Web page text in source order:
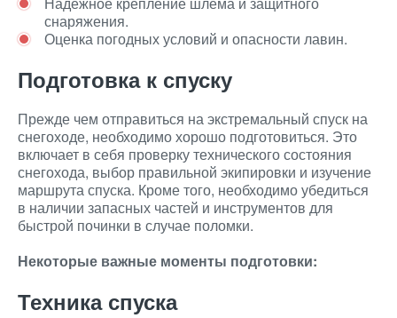
снаряжения.
Оценка погодных условий и опасности лавин.
Подготовка к спуску
Прежде чем отправиться на экстремальный спуск на
снегоходе, необходимо хорошо подготовиться. Это
включает в себя проверку технического состояния
снегохода, выбор правильной экипировки и изучение
маршрута спуска. Кроме того, необходимо убедиться
в наличии запасных частей и инструментов для
быстрой починки в случае поломки.
Некоторые важные моменты подготовки:
Техника спуска